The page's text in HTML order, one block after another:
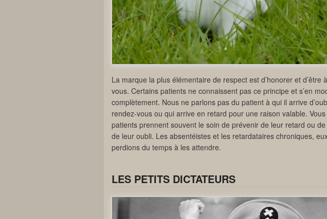
La marque la plus élémentaire de respect est d’honorer et d’être
vous. Certains patients ne connaissent pas ce principe et s’en
complètement. Nous ne parlons pas du patient à qui il arrive
rendez-vous ou qui arrive en retard pour une raison valable.
patients prennent souvent le soin de prévenir de leur retard ou
de leur oubli. Les absentéistes et les retardataires chroniques,
perdions du temps à les attendre.
LES PETITS DICTATEURS